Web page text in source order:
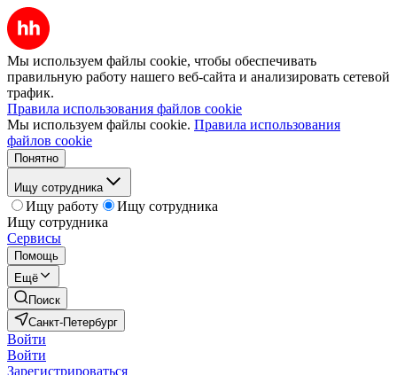
Мы используем файлы cookie, чтобы обеспечивать
правильную работу нашего веб-сайта и анализировать сетевой
трафик.
Правила использования файлов cookie
Мы используем файлы cookie. Правила использования
файлов cookie
Понятно
Ищу сотрудника
Ищу работу
Ищу сотрудника
Ищу сотрудника
Сервисы
Помощь
Ещё
Поиск
Санкт-Петербург
Войти
Войти
Зарегистрироваться